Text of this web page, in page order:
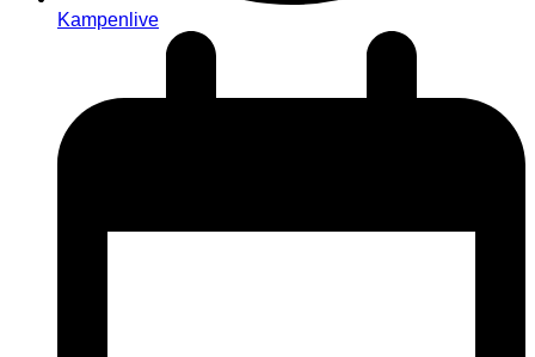
Kampenlive